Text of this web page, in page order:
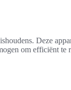
Deze
om efficiënt te